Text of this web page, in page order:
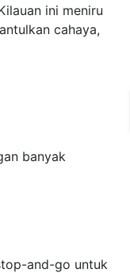
ini meniru
cahaya,
banyak
and-go untuk